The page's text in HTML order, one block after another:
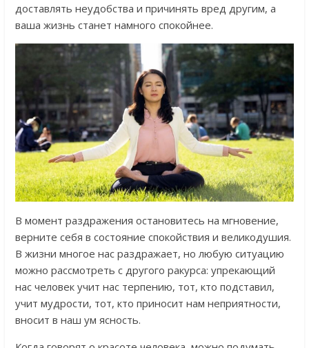
доставлять неудобства и причинять вред другим, а
ваша жизнь станет намного спокойнее.
В момент раздражения остановитесь на мгновение,
верните себя в состояние спокойствия и великодушия.
В жизни многое нас раздражает, но любую ситуацию
можно рассмотреть с другого ракурса: упрекающий
нас человек учит нас терпению, тот, кто подставил,
учит мудрости, тот, кто приносит нам неприятности,
вносит в наш ум ясность.